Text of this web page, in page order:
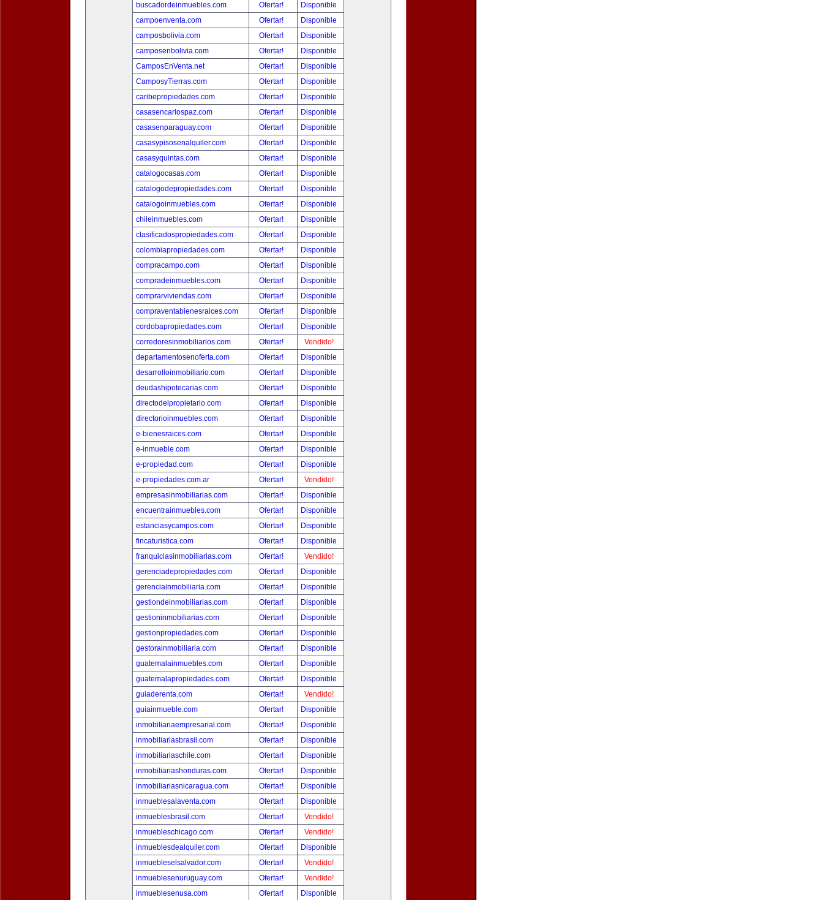
buscadordeinmuebles.com
Ofertar!
Disponible
campoenventa.com
Ofertar!
Disponible
camposbolivia.com
Ofertar!
Disponible
camposenbolivia.com
Ofertar!
Disponible
CamposEnVenta.net
Ofertar!
Disponible
CamposyTierras.com
Ofertar!
Disponible
caribepropiedades.com
Ofertar!
Disponible
casasencarlospaz.com
Ofertar!
Disponible
casasenparaguay.com
Ofertar!
Disponible
casasypisosenalquiler.com
Ofertar!
Disponible
casasyquintas.com
Ofertar!
Disponible
catalogocasas.com
Ofertar!
Disponible
catalogodepropiedades.com
Ofertar!
Disponible
catalogoinmuebles.com
Ofertar!
Disponible
chileinmuebles.com
Ofertar!
Disponible
clasificadospropiedades.com
Ofertar!
Disponible
colombiapropiedades.com
Ofertar!
Disponible
compracampo.com
Ofertar!
Disponible
compradeinmuebles.com
Ofertar!
Disponible
comprarviviendas.com
Ofertar!
Disponible
compraventabienesraices.com
Ofertar!
Disponible
cordobapropiedades.com
Ofertar!
Disponible
corredoresinmobiliarios.com
Ofertar!
Vendido!
departamentosenoferta.com
Ofertar!
Disponible
desarrolloinmobiliario.com
Ofertar!
Disponible
deudashipotecarias.com
Ofertar!
Disponible
directodelpropietario.com
Ofertar!
Disponible
directorioinmuebles.com
Ofertar!
Disponible
e-bienesraices.com
Ofertar!
Disponible
e-inmueble.com
Ofertar!
Disponible
e-propiedad.com
Ofertar!
Disponible
e-propiedades.com.ar
Ofertar!
Vendido!
empresasinmobiliarias.com
Ofertar!
Disponible
encuentrainmuebles.com
Ofertar!
Disponible
estanciasycampos.com
Ofertar!
Disponible
fincaturistica.com
Ofertar!
Disponible
franquiciasinmobiliarias.com
Ofertar!
Vendido!
gerenciadepropiedades.com
Ofertar!
Disponible
gerenciainmobiliaria.com
Ofertar!
Disponible
gestiondeinmobiliarias.com
Ofertar!
Disponible
gestioninmobiliarias.com
Ofertar!
Disponible
gestionpropiedades.com
Ofertar!
Disponible
gestorainmobiliaria.com
Ofertar!
Disponible
guatemalainmuebles.com
Ofertar!
Disponible
guatemalapropiedades.com
Ofertar!
Disponible
guiaderenta.com
Ofertar!
Vendido!
guiainmueble.com
Ofertar!
Disponible
inmobiliariaempresarial.com
Ofertar!
Disponible
inmobiliariasbrasil.com
Ofertar!
Disponible
inmobiliariaschile.com
Ofertar!
Disponible
inmobiliariashonduras.com
Ofertar!
Disponible
inmobiliariasnicaragua.com
Ofertar!
Disponible
inmueblesalaventa.com
Ofertar!
Disponible
inmueblesbrasil.com
Ofertar!
Vendido!
inmuebleschicago.com
Ofertar!
Vendido!
inmueblesdealquiler.com
Ofertar!
Disponible
inmuebleselsalvador.com
Ofertar!
Vendido!
inmueblesenuruguay.com
Ofertar!
Vendido!
inmueblesenusa.com
Ofertar! Disponible